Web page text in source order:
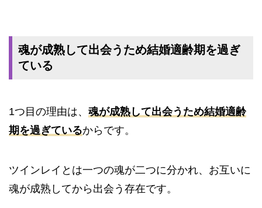
魂が成熟して出会うため結婚適齢期を過ぎ
ている
1つ目の理由は、 魂が成熟して出会うため結婚適齢
期を過ぎているからです。
ツインレイとは一つの魂が二つに分かれ、お互いに
魂が成熟してから出会う存在です。